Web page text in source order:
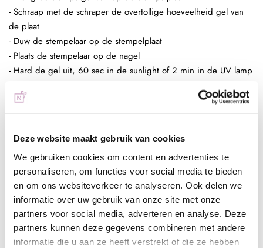
Deze website maakt gebruik van cookies
We gebruiken cookies om content en advertenties te
personaliseren, om functies voor social media te bieden
en om ons websiteverkeer te analyseren. Ook delen we
informatie over uw gebruik van onze site met onze
partners voor social media, adverteren en analyse. Deze
partners kunnen deze gegevens combineren met andere
informatie die u aan ze heeft verstrekt of die ze hebben
- Schraap met de schraper de overtollige hoeveelheid gel van
de plaat
- Duw de stempelaar op de stempelplaat
- Plaats de stempelaar op de nagel
- Hard de gel uit, 60 sec in de sunlight of 2 min in de UV lamp
bijvoorbeeld de Next Topgel
Ingepoetst met pigmenten
- Maak een ondergrond in kleur naar wens
- Breng de matte topgel aan en hard deze uit, 60 sec in de
sunlight of 2 min in de UV lamp
- Breng de stempelgel aan op de stempelplaat
- Schraap met de schraper de overtollige hoeveelheid gel van
de plaat
- Duw de stempelaar op de stempelplaat